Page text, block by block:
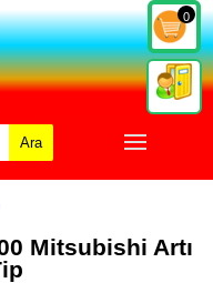
0
Ara
Mitsubishi Artı